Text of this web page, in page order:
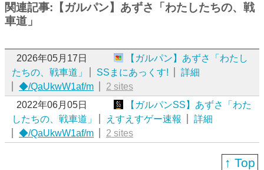
関連記事:【ガルパン】あずさ「わたしたちの、戦
車道」
2026年05月17日
【ガルパン】あずさ「わたし
たちの、戦車道」
SSまにあっくす!
詳細
◆/QaUkwW1af/m
2 sites
2022年06月05日
【ガルパンSS】あずさ「わた
したちの、戦車道」
えすえすゲー速報
詳細
◆/QaUkwW1af/m
2 sites
↑ Top